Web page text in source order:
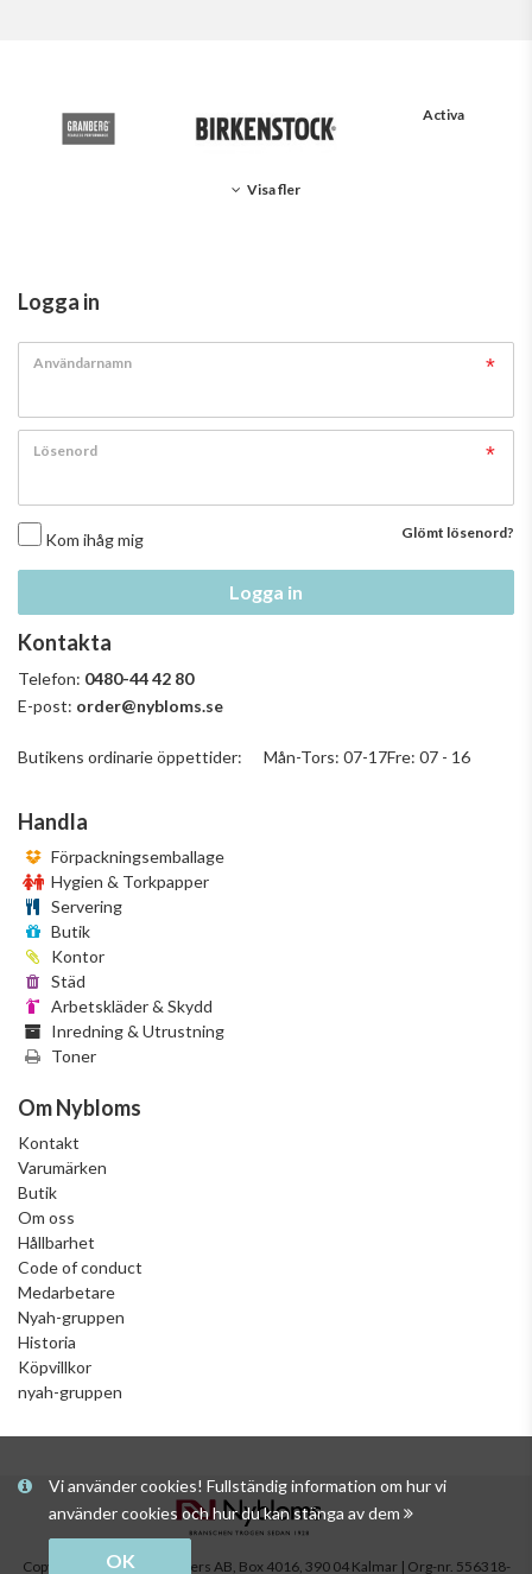
Vi använder cookies! Fullständig information om hur vi
använder cookies och hur du kan stänga av dem
OK
Activa
Visa fler
Logga in
Användarnamn
Lösenord
Kom ihåg mig Glömt lösenord?
Logga in
Kontakta
Telefon: 0480-44 42 80
E-post: order@nybloms.se
Butikens ordinarie öppettider: Mån-Tors: 07-17Fre: 07 - 16
Handla
Förpackningsemballage
Hygien & Torkpapper
Servering
Butik
Kontor
Städ
Arbetskläder & Skydd
Inredning & Utrustning
Toner
Om Nybloms
Kontakt
Varumärken
Butik
Om oss
Hållbarhet
Code of conduct
Medarbetare
Nyah-gruppen
Historia
Köpvillkor
nyah-gruppen
Copyright © Nybloms Pappers AB, Box 4016, 390 04 Kalmar | Org-nr. 556318-